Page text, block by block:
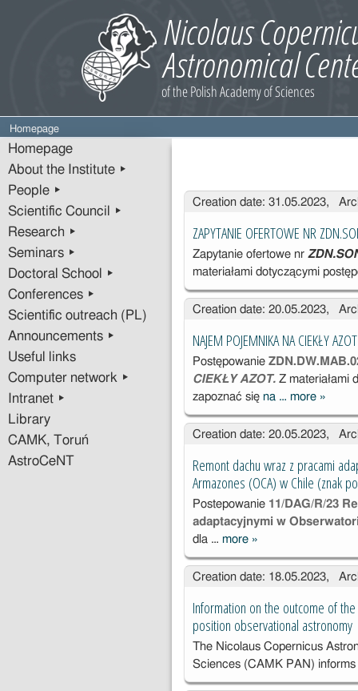
Homepage
Homepage
About the Institute ▸
People ▸
Scientific Council ▸
Research ▸
Seminars ▸
Doctoral School ▸
Conferences ▸
Scientific outreach (PL)
Announcements ▸
Useful links
Computer network ▸
Intranet ▸
Library
CAMK, Toruń
AstroCeNT
Entries
Creation date: 31.05.2023,
ZAPYTANIE OFERTOWE NR
Zapytanie ofertowe nr
materiałami dotyczącymi
Creation date: 20.05.2023,
NAJEM POJEMNIKA NA CIEKŁY
Postępowanie
CIEKŁY AZOT.Z materiałami
zapoznać sięna … more
NA
»
Creation date: 20.05.2023,
Remont dachu wraz z pracami
Armazones (OCA) w Chile (znak
Postepowanie 11/DAG/R/23
adaptacyjnymi w
dla …more Remont dachu
wraz z pracami
adaptacyjnymi
Obserwatorium
Cerro
Armazones
(OCA) w Chile
(znak
»
Creation date: 18.05.2023,
Information on the outcome of
position observational astronomy
The Nicolaus Copernicus
Sciences (CAMK PAN)